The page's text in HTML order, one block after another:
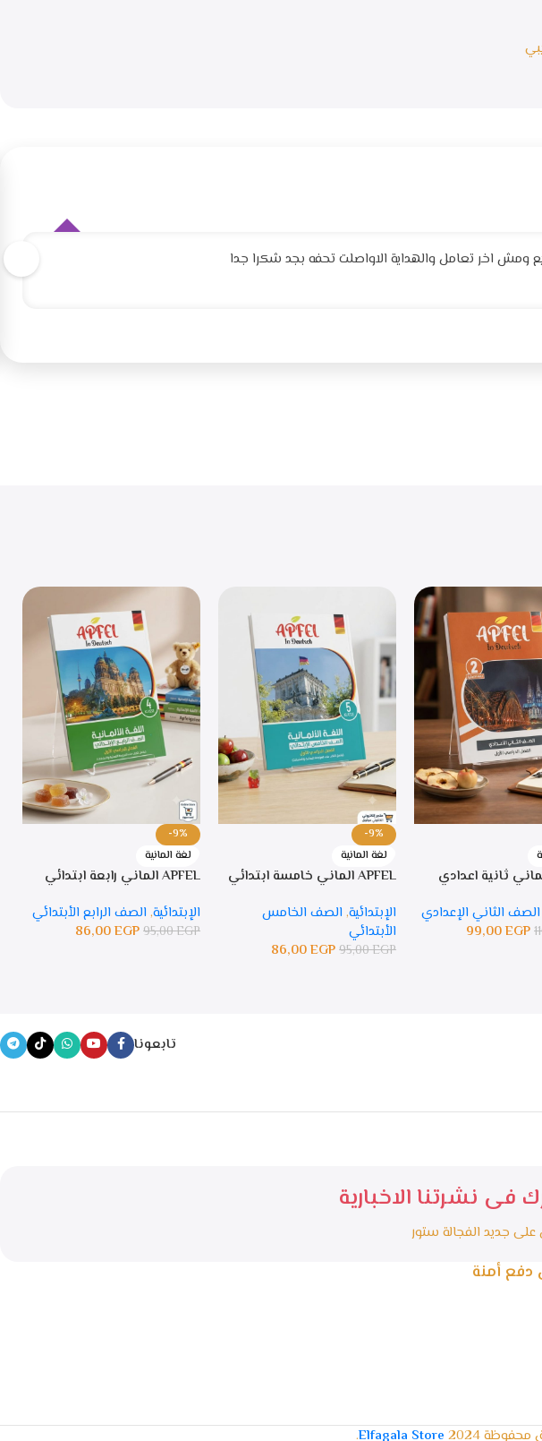
ومش اخر تعامل والهداية الاواصلت تحفه بجد شكرا جدا
الصف الثاني الإعدادي
99,00EGP
-9%
لغة المانية
APFEL الماني خامسة ابتدائي
الإبتدائية, الصف الخامس
الأبتدائي
95,00EGP
86,00EGP
-9%
لغة المانية
APFEL الماني رابعة ابتدائي
الإبتدائية, الصف الرابع الأبتدائي
95,00EGP
86,00EGP
تابعونا
فى نشرتنا الاخبارية
جديد الفجالة ستور
أمنة
2024
Elfagala Store
.